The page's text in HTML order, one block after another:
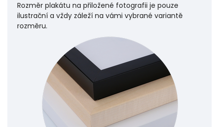
Rozměr plakátu na přiložené fotografii je pouze
ilustrační a vždy záleží na vámi vybrané variantě
rozměru.